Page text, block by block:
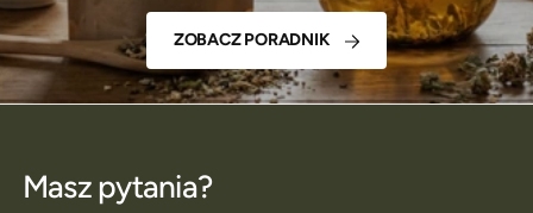
ZOBACZ PORADNIK
Masz pytania?